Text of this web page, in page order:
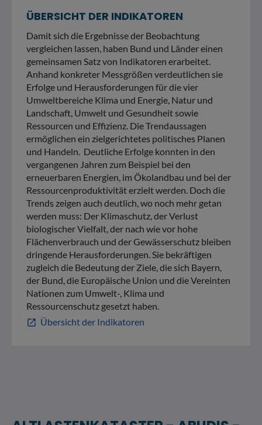
ÜBERSICHT DER INDIKATOREN
Damit sich die Ergebnisse der Beobachtung
vergleichen lassen, haben Bund und Länder einen
gemeinsamen Satz von Indikatoren erarbeitet.
Anhand konkreter Messgrößen verdeutlichen sie
Erfolge und Herausforderungen für die vier
Umweltbereiche Klima und Energie, Natur und
Landschaft, Umwelt und Gesundheit sowie
Ressourcen und Effizienz. Die Trendaussagen
ermöglichen ein zielgerichtetes politisches Planen
und Handeln. Deutliche Erfolge konnten in den
vergangenen Jahren zum Beispiel bei den
erneuerbaren Energien, im Ökolandbau und bei der
Ressourcenproduktivität erzielt werden. Doch die
Trends zeigen auch deutlich, wo noch mehr getan
werden muss: Der Klimaschutz, der Verlust
biologischer Vielfalt, der nach wie vor hohe
Flächenverbrauch und der Gewässerschutz bleiben
dringende Herausforderungen. Sie bekräftigen
zugleich die Bedeutung der Ziele, die sich Bayern,
der Bund, die Europäische Union und die Vereinten
Nationen zum Umwelt-, Klima und
Ressourcenschutz gesetzt haben.
open_in_new Übersicht der Indikatoren